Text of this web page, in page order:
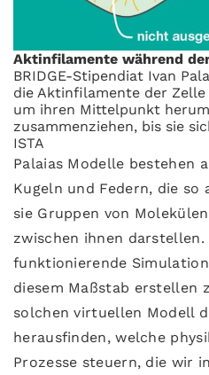
Aktinfilamente während
BRIDGE-Stipendiat Ivan
die Aktinfilamente der
um ihren Mittelpunkt
zusammenziehen, bis sie
ISTA
Palaias Modelle bestehen
Kugeln und Federn, die so
sie Gruppen von
zwischen ihnen
funktionierende
diesem Maßstab erstellen
solchen virtuellen Modell
herausfinden, welche
Prozesse steuern, die wir